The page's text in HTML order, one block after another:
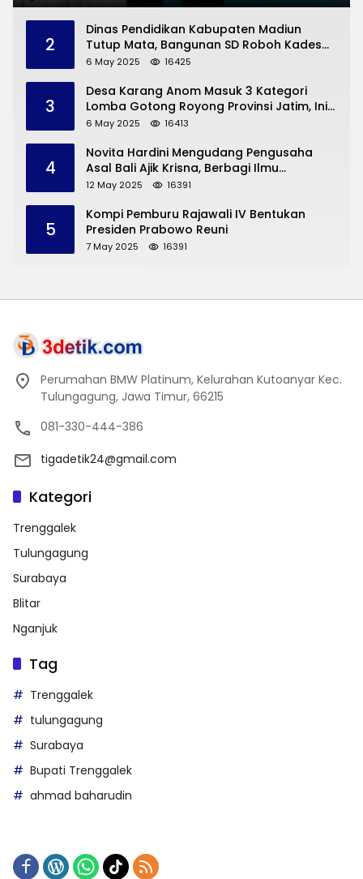
2
Dinas Pendidikan Kabupaten Madiun
Tutup Mata, Bangunan SD Roboh Kades
Dermorejo Bangun Pakai Dana Pribadi
6 May 2025 16425
3
Desa Karang Anom Masuk 3 Kategori
Lomba Gotong Royong Provinsi Jatim, Ini
yang Disampaikan Sekda Trenggalek
6 May 2025 16413
4
Novita Hardini Mengudang Pengusaha
Asal Bali Ajik Krisna, Berbagi Ilmu
Pengembangan Pariwisata dan UMKM
12 May 2025 16391
5
Kompi Pemburu Rajawali IV Bentukan
Presiden Prabowo Reuni
7 May 2025 16391
Perumahan BMW Platinum, Kelurahan Kutoanyar Kec.
Tulungagung, Jawa Timur, 66215
081-330-444-386
tigadetik24@gmail.com
Kategori
Trenggalek
Tulungagung
Surabaya
Blitar
Nganjuk
Tag
Trenggalek
tulungagung
Surabaya
Bupati Trenggalek
ahmad baharudin